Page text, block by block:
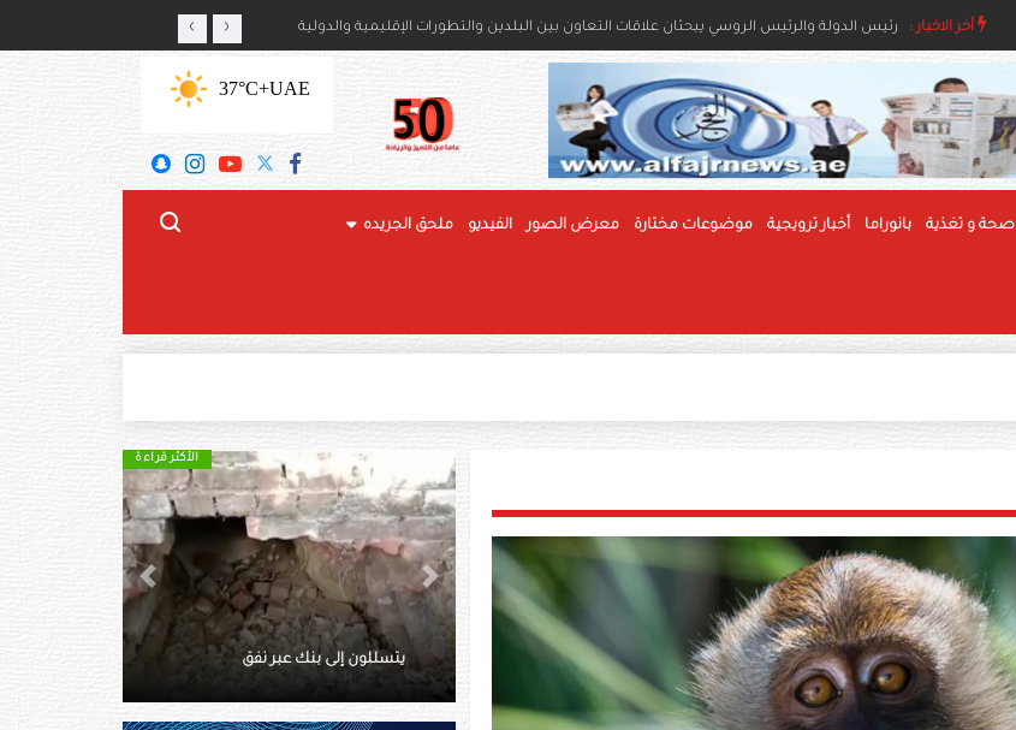
أخر الاخبار :
رئيس الدولة ونائباه يعزون خادم الحرمين بوفاة والدة الأمير حمود بن سعود بن عبدالعزيز آل سعود ‹ ›
UAE
+37°C
صحة و تغذية بانوراما أخبار ترويجية موضوعات مختارة معرض الصور الفيديو ملحق الجريده
الأكثر قراءة
يتسللون إلى بنك عبر نفق
الأكثر قراءة
ماتت وسط الثلوج.. توثق آخر
لحظاتها بفيديو
Previous
Next